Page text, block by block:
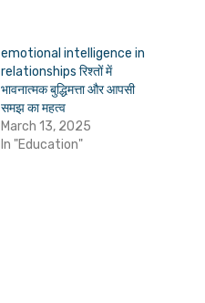
emotional intelligence in
relationships रिश्तों में
भावनात्मक बुद्धिमत्ता और आपसी
समझ का महत्व
March 13, 2025
In "Education"